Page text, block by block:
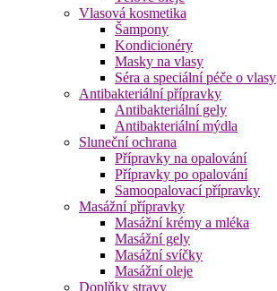
Vlasová kosmetika
Šampony
Kondicionéry
Masky na vlasy
Séra a speciální péče o vlasy
Antibakteriální přípravky
Antibakteriální gely
Antibakteriální mýdla
Sluneční ochrana
Přípravky na opalování
Přípravky po opalování
Samoopalovací přípravky
Masážní přípravky
Masážní krémy a mléka
Masážní gely
Masážní svíčky
Masážní oleje
Doplňky stravy